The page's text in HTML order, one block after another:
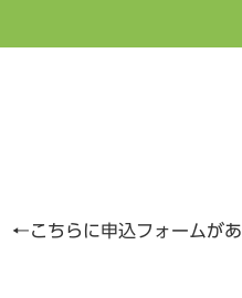
ちらに申込フォームがあ